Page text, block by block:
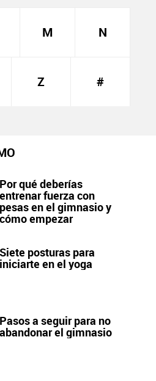
M N
Z #
Por qué deberías
entrenar fuerza con
pesas en el gimnasio y
cómo empezar
Siete posturas para
iniciarte en el yoga
Pasos a seguir para no
abandonar el gimnasio